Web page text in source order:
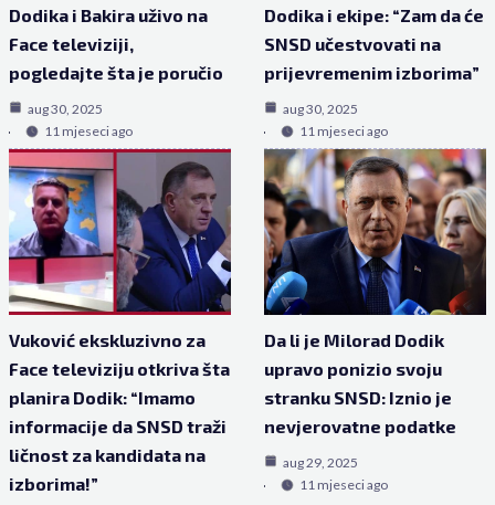
Dodika i Bakira uživo na
Face televiziji,
pogledajte šta je poručio
aug 30, 2025
11 mjeseci ago
Dodika i ekipe: “Zam da će
SNSD učestvovati na
prijevremenim izborima”
aug 30, 2025
11 mjeseci ago
Vuković ekskluzivno za
Face televiziju otkriva šta
planira Dodik: “Imamo
informacije da SNSD traži
ličnost za kandidata na
izborima!”
Da li je Milorad Dodik
upravo ponizio svoju
stranku SNSD: Iznio je
nevjerovatne podatke
aug 29, 2025
11 mjeseci ago